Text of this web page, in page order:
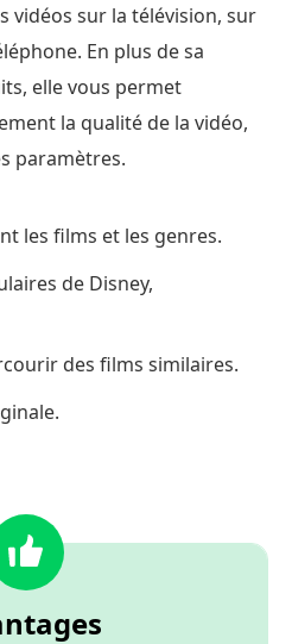
vidéos sur la télévision, sur
En plus de sa
elle vous permet
la qualité de la vidéo,
paramètres.
les films et les genres.
de Disney,
des films similaires.